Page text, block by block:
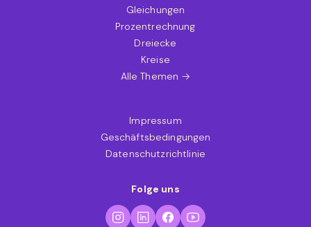
Gleichungen
Prozentrechnung
Dreiecke
Kreise
Alle Themen →
Impressum
Geschäftsbedingungen
Datenschutzrichtlinie
Folge uns